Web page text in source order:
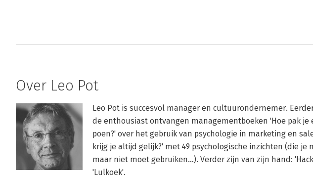
Over Leo Pot
Leo Pot is succesvol manager en cultuurondernemer.
de enthousiast ontvangen managementboeken 'Hoe pak je
poen?' over het gebruik van psychologie in marketing en
krijg je altijd gelijk?' met 49 psychologische inzichten (die je
maar niet moet gebruiken…). Verder zijn van zijn hand:
'Lulkoek'.